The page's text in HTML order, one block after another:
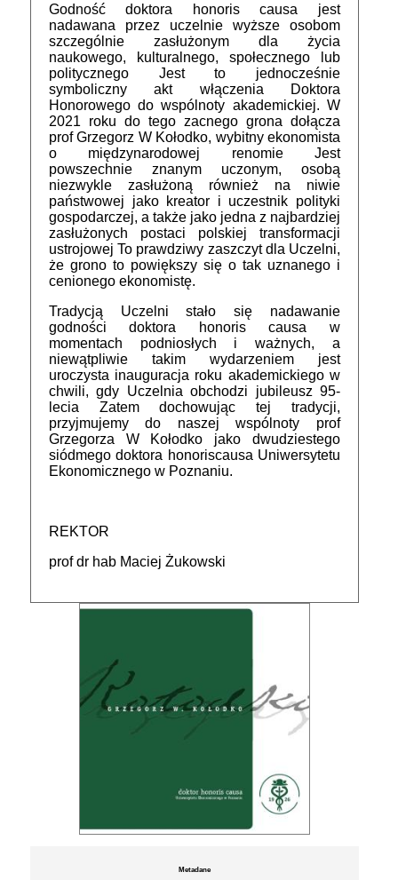
Godność doktora honoris causa jest
nadawana przez uczelnie wyższe osobom
szczególnie zasłużonym dla życia
naukowego, kulturalnego, społecznego lub
politycznego Jest to jednocześnie
symboliczny akt włączenia Doktora
Honorowego do wspólnoty akademickiej. W
2021 roku do tego zacnego grona dołącza
prof Grzegorz W Kołodko, wybitny ekonomista
o międzynarodowej renomie Jest
powszechnie znanym uczonym, osobą
niezwykle zasłużoną również na niwie
państwowej jako kreator i uczestnik polityki
gospodarczej, a także jako jedna z najbardziej
zasłużonych postaci polskiej transformacji
ustrojowej To prawdziwy zaszczyt dla Uczelni,
że grono to powiększy się o tak uznanego i
cenionego ekonomistę.
Tradycją Uczelni stało się nadawanie
godności doktora honoris causa w
momentach podniosłych i ważnych, a
niewątpliwie takim wydarzeniem jest
uroczysta inauguracja roku akademickiego w
chwili, gdy Uczelnia obchodzi jubileusz 95-
lecia Zatem dochowując tej tradycji,
przyjmujemy do naszej wspólnoty prof
Grzegorza W Kołodko jako dwudziestego
siódmego doktora honoriscausa Uniwersytetu
Ekonomicznego w Poznaniu.
REKTOR
prof dr hab Maciej Żukowski
Metadane